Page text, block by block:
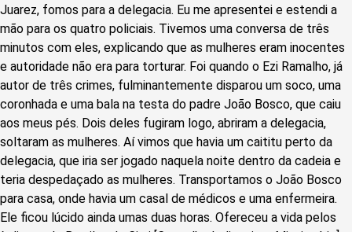
Juarez, fomos para a delegacia. Eu me apresentei e estendi a
mão para os quatro policiais. Tivemos uma conversa de três
minutos com eles, explicando que as mulheres eram inocentes
e autoridade não era para torturar. Foi quando o Ezi Ramalho, já
autor de três crimes, fulminantemente disparou um soco, uma
coronhada e uma bala na testa do padre João Bosco, que caiu
aos meus pés. Dois deles fugiram logo, abriram a delegacia,
soltaram as mulheres. Aí vimos que havia um caititu perto da
delegacia, que iria ser jogado naquela noite dentro da cadeia e
teria despedaçado as mulheres. Transportamos o João Bosco
para casa, onde havia um casal de médicos e uma enfermeira.
Ele ficou lúcido ainda umas duas horas. Ofereceu a vida pelos